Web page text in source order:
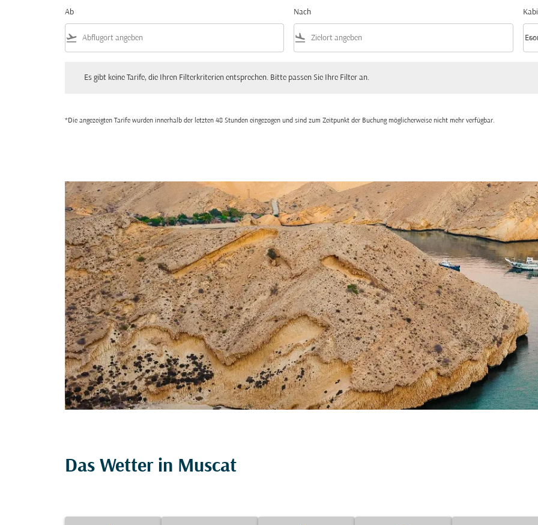
Ab
flight_takeoff
Nach
flight_land keyboard_arrow_down
Es gibt keine Tarife, die Ihren Filterkriterien entsprechen. Bitte passen Sie Ihre Filter an.
*Die angezeigten Tarife wurden innerhalb der letzten 48 Stunden eingezogen und sind zum Zeitpunkt der Buchung möglicherweise nicht mehr verfügbar.
Das Wetter in Muscat